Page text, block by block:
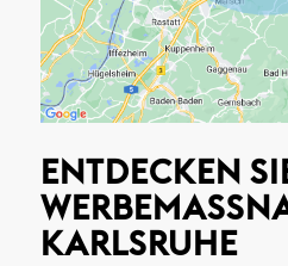
ENTDECKEN
ARLSRUHE